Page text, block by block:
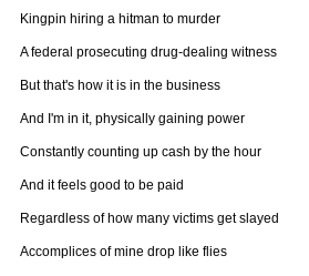
Kingpin hiring a hitman to murder
A federal prosecuting drug-dealing witness
But that's how it is in the business
And I'm in it, physically gaining power
Constantly counting up cash by the hour
And it feels good to be paid
Regardless of how many victims get slayed
Accomplices of mine drop like flies